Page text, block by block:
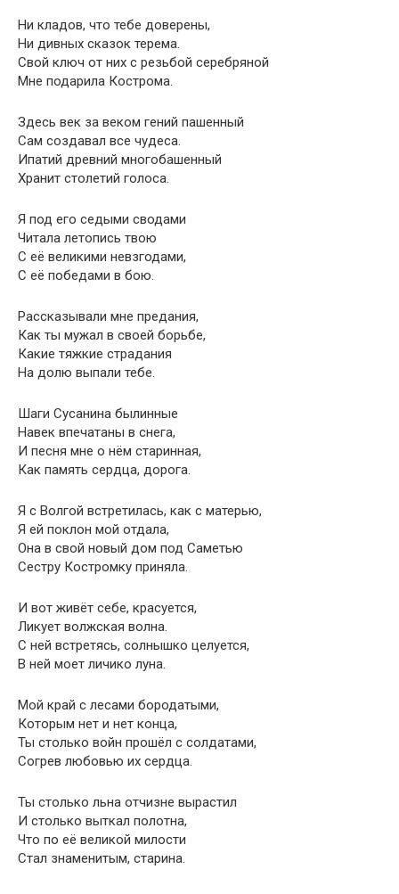
Ни кладов, что тебе доверены,
Ни дивных сказок терема.
Свой ключ от них с резьбой серебряной
Мне подарила Кострома.
Здесь век за веком гений пашенный
Сам создавал все чудеса.
Ипатий древний многобашенный
Хранит столетий голоса.
Я под его седыми сводами
Читала летопись твою
С её великими невзгодами,
С её победами в бою.
Рассказывали мне предания,
Как ты мужал в своей борьбе,
Какие тяжкие страдания
На долю выпали тебе.
Шаги Сусанина былинные
Навек впечатаны в снега,
И песня мне о нём старинная,
Как память сердца, дорога.
Я с Волгой встретилась, как с матерью,
Я ей поклон мой отдала,
Она в свой новый дом под Саметью
Сестру Костромку приняла.
И вот живёт себе, красуется,
Ликует волжская волна.
С ней встретясь, солнышко целуется,
В ней моет личико луна.
Мой край с лесами бородатыми,
Которым нет и нет конца,
Ты столько войн прошёл с солдатами,
Согрев любовью их сердца.
Ты столько льна отчизне вырастил
И столько выткал полотна,
Что по её великой милости
Стал знаменитым, старина.